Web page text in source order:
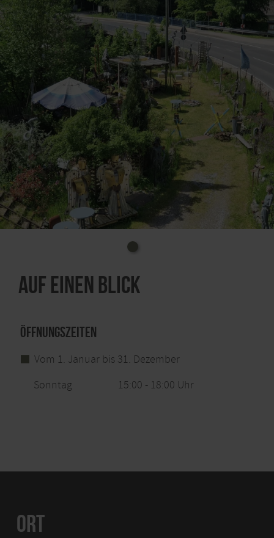
interessanten Gesrpächen und einer kleinen
Stärkung für angemeldete Besucher empfängt der
Künstler die Besucher alle persönlich.
Für alle, die lust haben, in dieser inspirierenden
Atmosphäre selber Kunst herzustellen, bietet Peter
Sußner interessante Workshops - mit Übernachtung
und Verpflegung in der Kunstfabrik an:
zeichnen, amlen, Monsch-Engel und Skulpturen
herstellen uvm.. Persönlicher Kontakt ausdrücklich
erwünscht +49 172-2423399
Auf einen Blick
Öffnungszeiten
Vom 1. Januar bis 31. Dezember
Sonntag
15:00 - 18:00 Uhr
ORT